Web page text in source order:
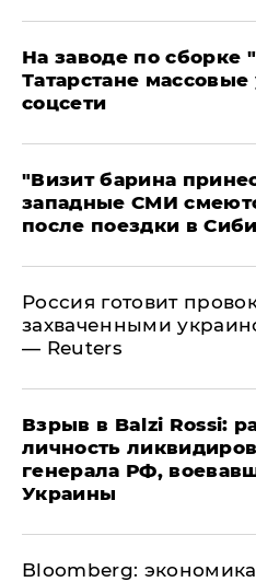
На заводе по сборке
Татарстане
соцсети
"Визит барина
западные СМИ
после поездки в
​Россия готовит
захваченными
— Reuters
​Взрыв в Balzi Rossi:
личность
генерала РФ,
Украины
Bloomberg: